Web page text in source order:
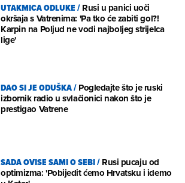
UTAKMICA ODLUKE/Rusi u panici uoči
okršaja s Vatrenima: 'Pa tko će zabiti gol?!
Karpin na Poljud ne vodi najboljeg strijelca
lige'
DAO SI JE ODUŠKA/Pogledajte što je ruski
izbornik radio u svlačionici nakon što je
prestigao Vatrene
SADA OVISE SAMI O SEBI/Rusi pucaju od
optimizma: 'Pobijedit ćemo Hrvatsku i idemo